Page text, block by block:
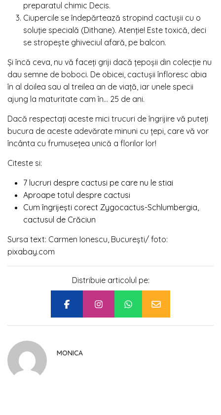
preparatul chimic Decis.
Ciupercile se îndepărtează stropind cactușii cu o
soluție specială (Dithane). Atenție! Este toxică, deci
se stropește ghiveciul afară, pe balcon.
Și încă ceva, nu vă faceți griji dacă țepoșii din colecție nu
dau semne de boboci. De obicei, cactușii înfloresc abia
în al doilea sau al treilea an de viață, iar unele specii
ajung la maturitate cam în… 25 de ani.
Dacă respectați aceste mici trucuri de îngrijire vă puteți
bucura de aceste adevărate minuni cu țepi, care vă vor
încânta cu frumusețea unică a florilor lor!
Citeste si:
7 lucruri despre cactusi pe care nu le stiai
Aproape totul despre cactusi
Cum îngrijești corect Zygocactus-Schlumbergia,
cactusul de Crăciun
Sursa text: Carmen Ionescu, București/ foto:
pixabay.com
Distribuie articolul pe:
MONICA